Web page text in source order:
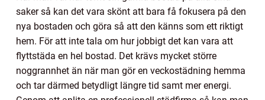
saker så kan det vara skönt att bara få fokusera på den
nya bostaden och göra så att den känns som ett riktigt
hem. För att inte tala om hur jobbigt det kan vara att
flyttstäda en hel bostad. Det krävs mycket större
noggrannhet än när man gör en veckostädning hemma
och tar därmed betydligt längre tid samt mer energi.